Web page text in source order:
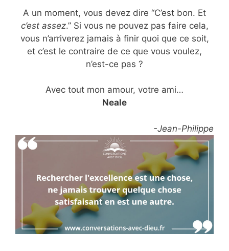
A un moment, vous devez dire “C’est bon. Et
c’est assez.” Si vous ne pouvez pas faire cela,
vous n’arriverez jamais à finir quoi que ce soit,
et c’est le contraire de ce que vous voulez,
n’est-ce pas ?
Avec tout mon amour, votre ami…
Neale
-Jean-Philippe